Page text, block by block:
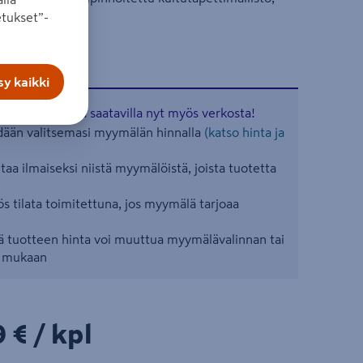
viidakosta.
tuotteita saatavilla nyt myös verkosta!
valitsemasi myymälän hinnalla (katso hinta ja
ilmaiseksi niistä myymälöistä, joista tuotetta
tilata toimitettuna, jos myymälä tarjoaa
tuotteen hinta voi muuttua myymälävalinnan tai
kpl
€ / kpl
kaikki